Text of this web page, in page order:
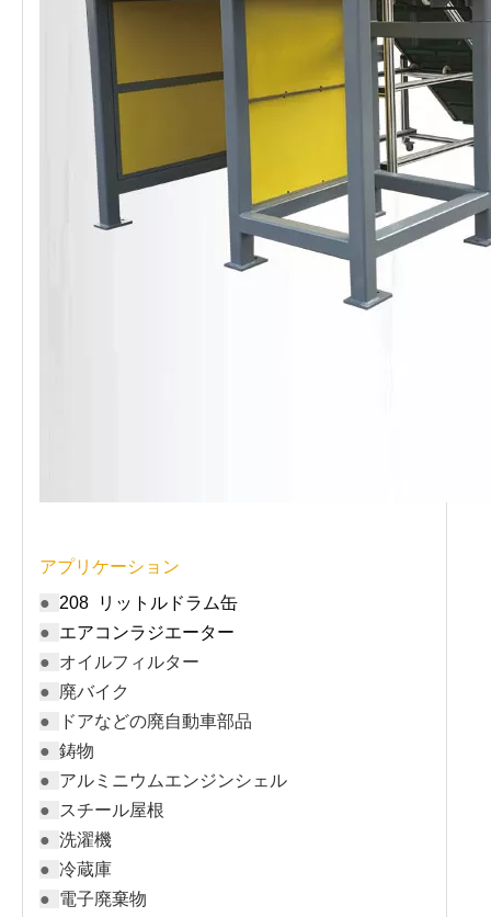
アプリケーション
● 208 リットルドラム缶
● エアコンラジエーター
● オイルフィルター
● 廃バイク
●
ドアなどの廃自動車部品
● 鋳物
● アルミニウムエンジンシェル
●
スチール屋根
● 洗濯機
● 冷蔵庫
● 電子廃棄物